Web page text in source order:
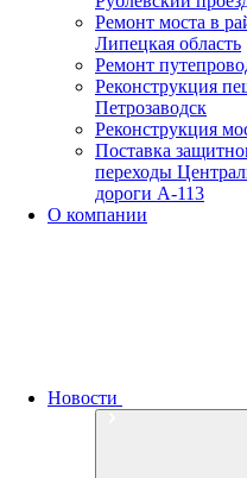
Ремонт моста в
Липецкая область
Ремонт
Реконструкция
Петрозаводск
Реконструкция
Поставка
переходы
дороги А-113
О компании
Новости